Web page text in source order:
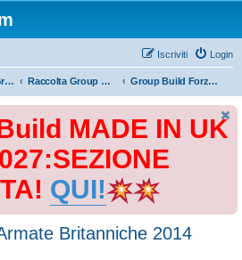
Login
Iscriviti
Group Build e Mini Group Build Raccolta Group Build Group Build Forze Armate Britanniche 2014
MADE IN UK
QUI!
Britanniche 2014